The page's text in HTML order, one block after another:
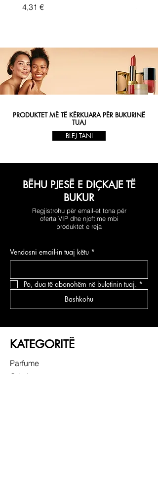
Price
4,31 €
Price
4,33 €
PRODUKTET MË TË KËRKUARA PËR BUKURINË
TUAJ
BLEJ TANI
BËHU PJESË E DIÇKAJE TË
BUKUR
Regjistrohu për email-et tona për
oferta VIP dhe njoftime mbi
produktet e reja
Vendosni email-in tuaj këtu *
Po, dua të abonohëm në buletinin tuaj. *
Bashkohu
KATEGORITË
Parfume
Grimi